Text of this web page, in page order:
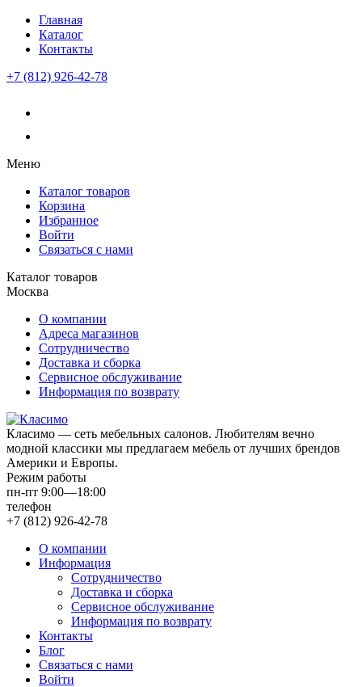
Главная
Каталог
Контакты
+7 (812) 926-42-78
Меню
Каталог товаров
Корзина
Избранное
Войти
Связаться с нами
Каталог товаров
Москва
О компании
Адреса магазинов
Сотрудничество
Доставка и сборка
Сервисное обслуживание
Информация по возврату
Класимо — cеть мебельных салонов. Любителям вечно
модной классики мы предлагаем мебель от лучших брендов
Америки и Европы.
Режим работы
пн-пт 9:00—18:00
телефон
+7 (812) 926-42-78
О компании
Информация
Сотрудничество
Доставка и сборка
Сервисное обслуживание
Информация по возврату
Контакты
Блог
Связаться с нами
Войти